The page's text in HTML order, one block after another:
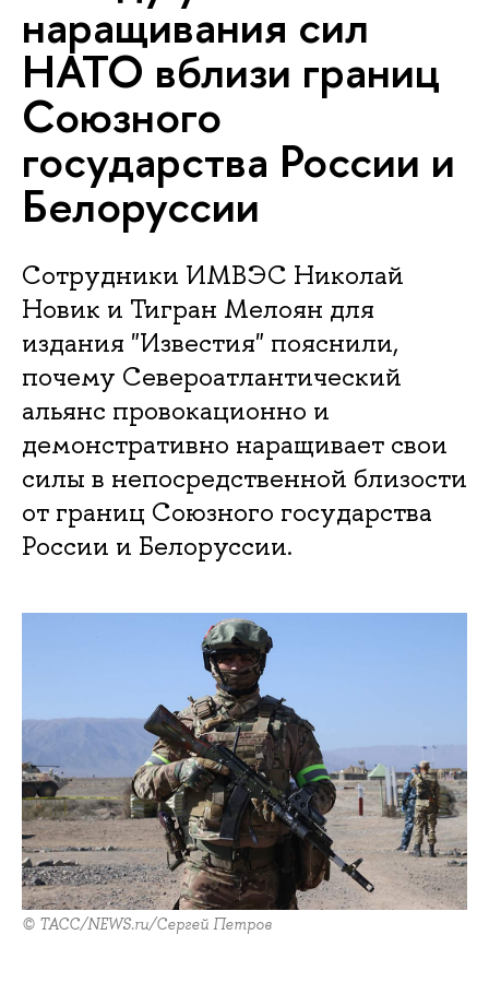
наращивания сил
НАТО вблизи границ
Союзного
государства России и
Белоруссии
Сотрудники ИМВЭС Николай
Новик и Тигран Мелоян для
издания "Известия" пояснили,
почему Североатлантический
альянс провокационно и
демонстративно наращивает свои
силы в непосредственной близости
от границ Союзного государства
России и Белоруссии.
© ТАСС/NEWS.ru/Сергей Петров